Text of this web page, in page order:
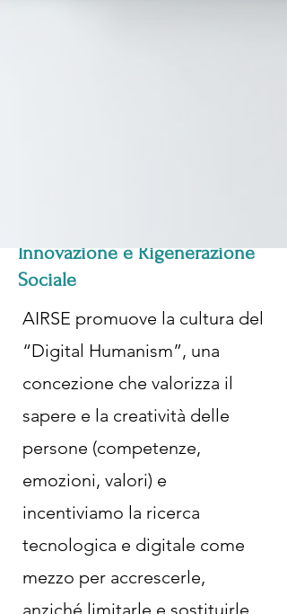
Innovazione e Rigenerazione
Sociale
AIRSE promuove la cultura del
“Digital Humanism”, una
concezione che valorizza il
sapere e la creatività delle
persone (competenze,
emozioni, valori) e
incentiviamo la ricerca
tecnologica e digitale come
mezzo per accrescerle,
anziché limitarle e sostituirle.